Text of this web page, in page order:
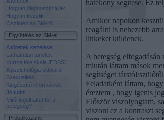
Hogyan diagnosztizálják
Hogyan kezelik
Őszintén az SM-ről
Együttélés az SM-el
A tünetek kezelése
Láthatatlan tünetek
Kurtze féle skála /EDSS/
A pszichológia oldaláról
Szexualitás
Kiegészítő információk
Jó tudni
Mitől indulhatott be a
betegség?
Próbálkozunk
hatékony segítése. Ez
Amikor napokon
reagálni is nehezebb
linkeket küldenek.
A betegség
miután láttam mások
segítséget társtól/
Feladatként láttam,
éreztem , hogy igenis
Először viszolyogtam,
viszont ez a kontraszt